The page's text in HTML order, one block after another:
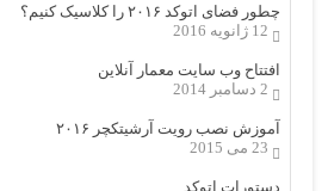
چطور فضای اتوکد ۲۰۱۶ را کلاسیک کنیم؟
12 ژانویه 2016
افتتاح وب سایت معمار آنلاین
2 دسامبر 2014
آموزش نصب رویت آرشیتکچر ۲۰۱۶
23 می 2015
دستورات اتوکد